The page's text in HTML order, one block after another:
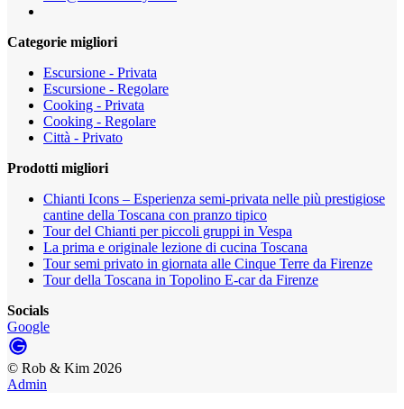
Categorie migliori
Escursione - Privata
Escursione - Regolare
Cooking - Privata
Cooking - Regolare
Città - Privato
Prodotti migliori
Chianti Icons – Esperienza semi-privata nelle più prestigiose
cantine della Toscana con pranzo tipico
Tour del Chianti per piccoli gruppi in Vespa
La prima e originale lezione di cucina Toscana
Tour semi privato in giornata alle Cinque Terre da Firenze
Tour della Toscana in Topolino E-car da Firenze
Socials
Google
© Rob & Kim 2026
Admin